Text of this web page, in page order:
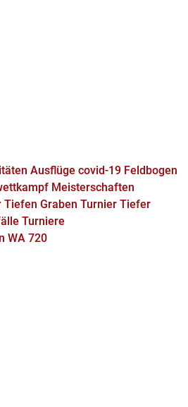
Ausflüge covid-19 Feldbogen
Meisterschaften
Tiefen Graben Turnier Tiefer
Turniere
WA 720